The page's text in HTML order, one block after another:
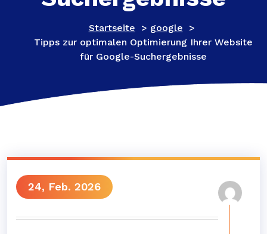
Startseite > google >
Tipps zur optimalen Optimierung Ihrer Website
für Google-Suchergebnisse
24, Feb. 2026